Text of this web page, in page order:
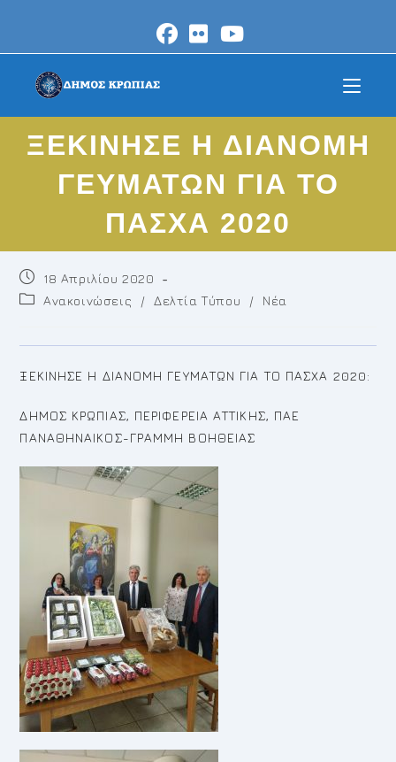
content
ΞΕΚΙΝΗΣΕ Η ΔΙΑΝΟΜΗ
ΓΕΥΜΑΤΩΝ ΓΙΑ ΤΟ
ΠΑΣΧΑ 2020
Post
published:
18 Απριλίου 2020
PostΑνακοινώσεις / Δελτία Τύπου / Νέα
ΞΕΚΙΝΗΣΕ Η ΔΙΑΝΟΜΗ ΓΕΥΜΑΤΩΝ ΓΙΑ ΤΟ ΠΑΣΧΑ 2020:
ΔΗΜΟΣ ΚΡΩΠΙΑΣ, ΠΕΡΙΦΕΡΕΙΑ ΑΤΤΙΚΗΣ, ΠΑΕ
ΠΑΝΑΘΗΝΑΙΚΟΣ-ΓΡΑΜΜΗ ΒΟΗΘΕΙΑΣ